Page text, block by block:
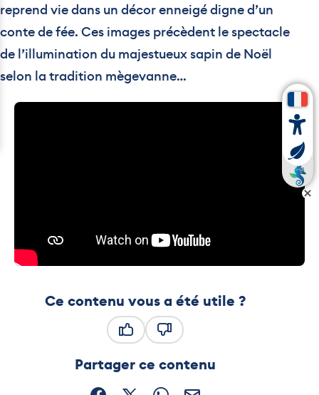
reprend vie dans un décor enneigé digne d’un
conte de fée. Ces images précèdent le spectacle
de l’illumination du majestueux sapin de Noël
selon la tradition mègevanne…
Ce contenu vous a été utile ?
Partager ce contenu